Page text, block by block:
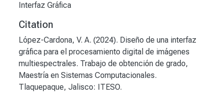
Interfaz Gráfica
Citation
López-Cardona, V. A. (2024). Diseño de una interfaz
gráfica para el procesamiento digital de imágenes
multiespectrales. Trabajo de obtención de grado,
Maestría en Sistemas Computacionales.
Tlaquepaque, Jalisco: ITESO.